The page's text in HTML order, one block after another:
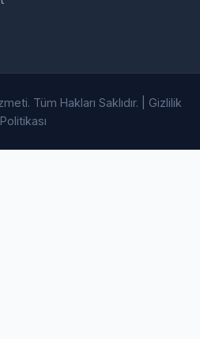
Tüm Hakları Saklıdır. | Gizlilik
Politikası